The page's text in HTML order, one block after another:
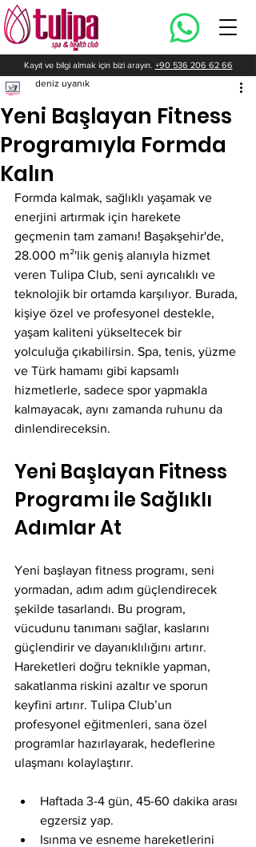
Kayıt ve bilgi almak için bizi arayın. +90 536 206 62 66
Yeni Başlayan Fitness
Programıyla Formda
Kalın
deniz uyanık
Formda kalmak, sağlıklı yaşamak ve
enerjini artırmak için harekete
geçmenin tam zamanı! Başakşehir'de,
28.000 m²'lik geniş alanıyla hizmet
veren Tulipa Club, seni ayrıcalıklı ve
teknolojik bir ortamda karşılıyor. Burada,
kişiye özel ve profesyonel destekle,
yaşam kaliteni yükseltecek bir
yolculuğa çıkabilirsin. Spa, tenis, yüzme
ve Türk hamamı gibi kapsamlı
hizmetlerle, sadece spor yapmakla
kalmayacak, aynı zamanda ruhunu da
dinlendireceksin.
Yeni Başlayan Fitness
Programı ile Sağlıklı
Adımlar At
Yeni başlayan fitness programı, seni
yormadan, adım adım güçlendirecek
şekilde tasarlandı. Bu program,
vücudunu tanımanı sağlar, kaslarını
güçlendirir ve dayanıklılığını artırır.
Hareketleri doğru teknikle yapman,
sakatlanma riskini azaltır ve sporun
keyfini artırır. Tulipa Club’un
profesyonel eğitmenleri, sana özel
programlar hazırlayarak, hedeflerine
ulaşmanı kolaylaştırır.
Haftada 3-4 gün, 45-60 dakika arası
egzersiz yap.
Isınma ve esneme hareketlerini